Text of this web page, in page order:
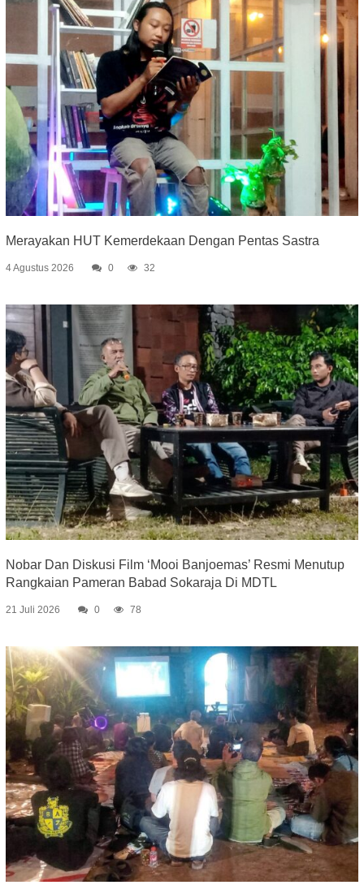
Merayakan HUT Kemerdekaan Dengan Pentas Sastra
4 Agustus 2026 0 32
Nobar Dan Diskusi Film ‘Mooi Banjoemas’ Resmi Menutup
Rangkaian Pameran Babad Sokaraja Di MDTL
21 Juli 2026 0 78